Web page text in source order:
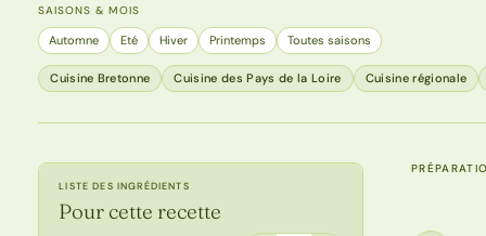
SAISONS & MOIS
Automne Eté Hiver Printemps Toutes saisons
Cuisine Bretonne Cuisine des Pays de la Loire Cuisine régionale
LISTE DES INGRÉDIENTS
Pour cette recette